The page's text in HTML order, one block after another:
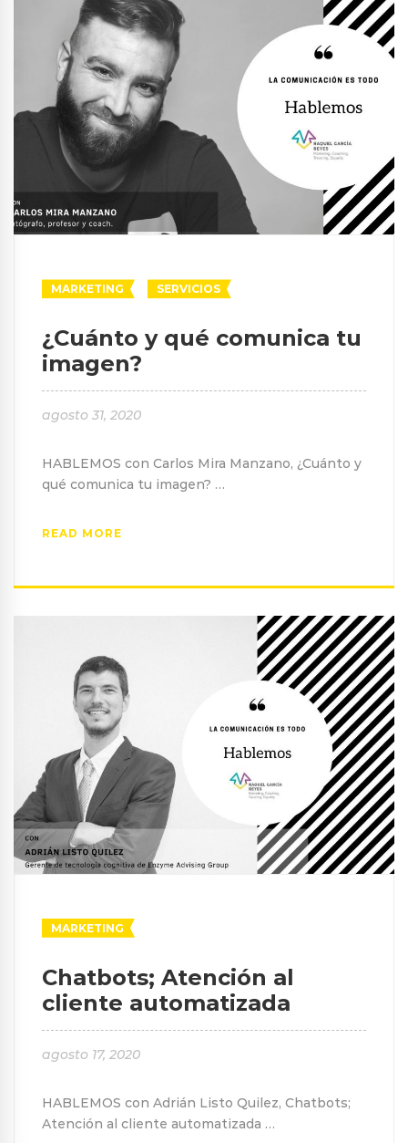
MARKETING SERVICIOS
¿Cuánto y qué comunica tu
imagen?
agosto 31, 2020
HABLEMOS con Carlos Mira Manzano, ¿Cuánto y
qué comunica tu imagen? …
READ MORE
MARKETING
Chatbots; Atención al
cliente automatizada
agosto 17, 2020
HABLEMOS con Adrián Listo Quilez, Chatbots;
Atención al cliente automatizada …